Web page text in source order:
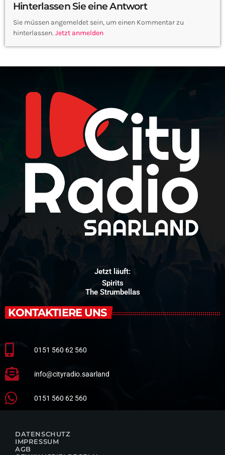
Hinterlassen Sie eine Antwort
Sie müssen angemeldet sein, um einen Kommentar zu
hinterlassen. Jetzt anmelden
Jetzt läuft:
Spirits
The Strumbellas
KONTAKTIERE UNS
0151 560 62 560
info@cityradio.saarland
0151 560 62 560
DATENSCHUTZ
IMPRESSUM
AGB